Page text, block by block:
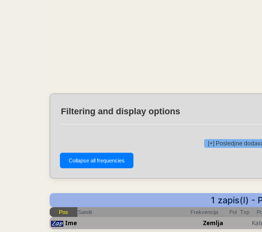
Filtering and display options
[+] Posledjne
1 zapis(I) -
Pos Satelit Frekvencija Pol Txp
Ime Zemlja